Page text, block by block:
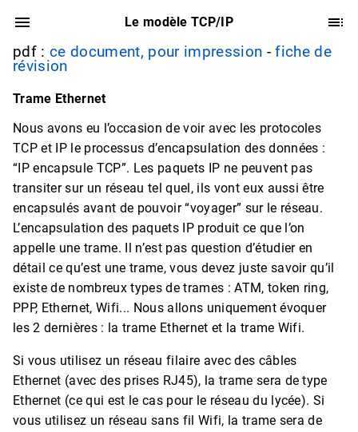
Le modèle TCP/IP
pdf : ce document, pour impression -fiche de
révision
Trame Ethernet
Nous avons eu l’occasion de voir avec les protocoles
TCP et IP le processus d’encapsulation des données :
“IP encapsule TCP”. Les paquets IP ne peuvent pas
transiter sur un réseau tel quel, ils vont eux aussi être
encapsulés avant de pouvoir “voyager” sur le réseau.
L’encapsulation des paquets IP produit ce que l’on
appelle une trame. Il n’est pas question d’étudier en
détail ce qu’est une trame, vous devez juste savoir qu’il
existe de nombreux types de trames : ATM, token ring,
PPP, Ethernet, Wifi... Nous allons uniquement évoquer
les 2 dernières : la trame Ethernet et la trame Wifi.
Si vous utilisez un réseau filaire avec des câbles
Ethernet (avec des prises RJ45), la trame sera de type
Ethernet (ce qui est le cas pour le réseau du lycée). Si
vous utilisez un réseau sans fil Wifi, la trame sera de